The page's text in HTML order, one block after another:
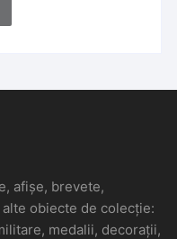
afișe, brevete,
obiecte de colecție:
medalii, decorații,